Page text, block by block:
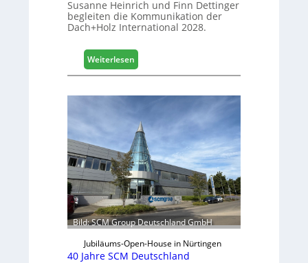
s
G
e
s
h
f
s
j
a
h
r
Susanne Heinrich und Finn Dettinger
begleiten die Kommunikation der
Dach+Holz International 2028.
Weiterlesen
V
r
r
e
t
e
r
f
ü
r
D
a
c
Bild: SCM Group Deutschland GmbH
Jubiläums-Open-House in Nürtingen
40 Jahre SCM Deutschland